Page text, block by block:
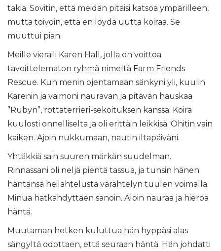
takia. Sovitin, että meidän pitäisi katsoa ympärilleen,
mutta toivoin, että en löydä uutta koiraa. Se
muuttui pian.
Meille vieraili Karen Hall, jolla on voittoa
tavoittelematon ryhmä nimeltä Farm Friends
Rescue. Kun menin ojentamaan sänkyni yli, kuulin
Karenin ja vaimoni nauravan ja pitävän hauskaa
”Rubyn”, rottaterrieri-sekoituksen kanssa. Koira
kuulosti onnelliselta ja oli erittäin leikkisä. Ohitin vain
kaiken. Ajoin nukkumaan, nautin iltapäiväni.
Yhtäkkiä sain suuren märkän suudelman.
Rinnassani oli neljä pientä tassua, ja tunsin hänen
häntänsä heilahtelusta värähtelyn tuulen voimalla.
Minua hätkähdyttäen sanoin. Aloin nauraa ja hieroa
häntä.
Muutaman hetken kuluttua hän hyppäsi alas
sängyltä odottaen, että seuraan häntä. Hän johdatti